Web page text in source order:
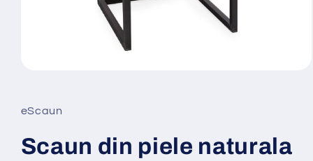
într-
fereastră
modală
eScaun
Scaun din piele naturala